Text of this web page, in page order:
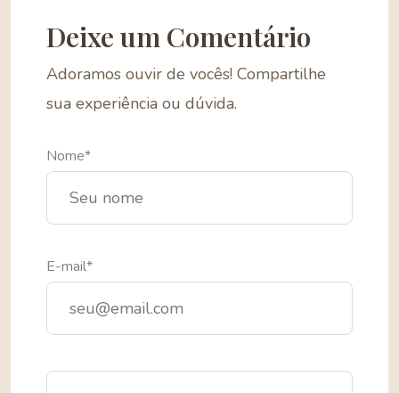
Deixe um Comentário
Adoramos ouvir de vocês! Compartilhe
sua experiência ou dúvida.
Nome*
E-mail*